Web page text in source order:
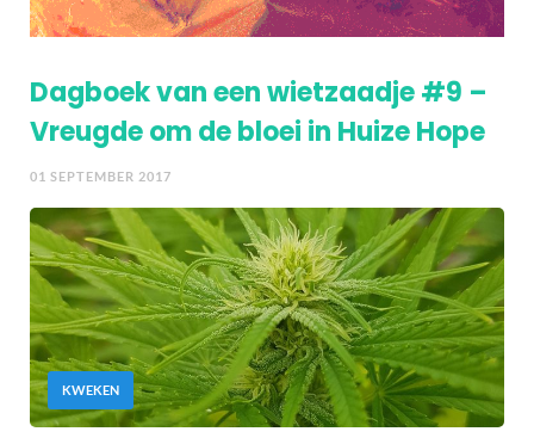
Dagboek van een wietzaadje #9 –
Vreugde om de bloei in Huize Hope
01 SEPTEMBER 2017
KWEKEN